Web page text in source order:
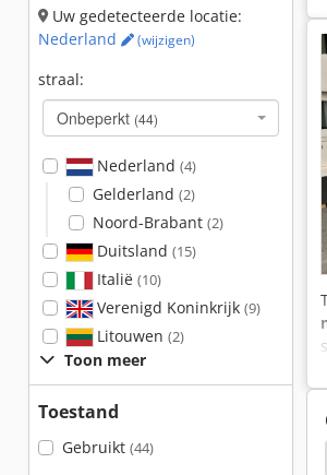
Uw gedetecteerde locatie:
Nederland
(wijzigen)
straal:
Onbeperkt (44)
Nederland (4)
Gelderland (2)
Noord-Brabant (2)
Duitsland (15)
Italië (10)
Verenigd Koninkrijk (9)
Litouwen (2)
Toon meer
Toestand
Gebruikt (44)
Deckel Maho Heidenhain